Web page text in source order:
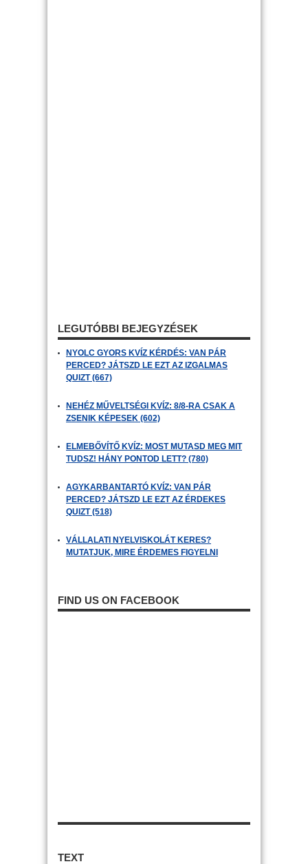
LEGUTÓBBI BEJEGYZÉSEK
NYOLC GYORS KVÍZ KÉRDÉS: VAN PÁR
PERCED? JÁTSZD LE EZT AZ IZGALMAS
QUIZT (667)
NEHÉZ MŰVELTSÉGI KVÍZ: 8/8-RA CSAK A
ZSENIK KÉPESEK (602)
ELMEBŐVÍTŐ KVÍZ: MOST MUTASD MEG MIT
TUDSZ! HÁNY PONTOD LETT? (780)
AGYKARBANTARTÓ KVÍZ: VAN PÁR
PERCED? JÁTSZD LE EZT AZ ÉRDEKES
QUIZT (518)
VÁLLALATI NYELVISKOLÁT KERES?
MUTATJUK, MIRE ÉRDEMES FIGYELNI
FIND US ON FACEBOOK
TEXT